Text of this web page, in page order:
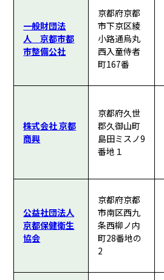
一般財団法
人 京都市都
市整備公社
京都府京都
市下京区綾
小路通烏丸
西入童侍者
町167番
株式会社 京都
商興
京都府久世
郡久御山町
島田ミスノ9
番地１
公益社団法人
京都保健衛生
協会
京都府京都
市南区西九
条西柳ノ内
町28番地の
2